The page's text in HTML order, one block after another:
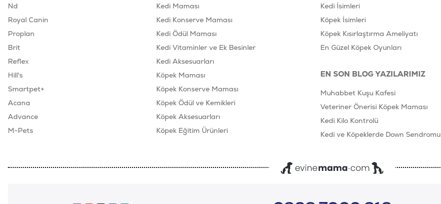
Nd
Royal Canin
Proplan
Brit
Reflex
Hill's
Smartpet+
Acana
Advance
M-Pets
Kedi Maması
Kedi Konserve Maması
Kedi Ödül Maması
Kedi Vitaminler ve Ek Besinler
Kedi Aksesuarları
Köpek Maması
Köpek Konserve Maması
Köpek Ödül ve Kemikleri
Köpek Aksesuarları
Köpek Eğitim Ürünleri
Kedi İsimleri
Köpek İsimleri
Köpek Kısırlaştırma Ameliyatı
En Güzel Köpek Oyunları
EN SON BLOG YAZILARIMIZ
Muhabbet Kuşu Kafesi
Veteriner Önerisi Köpek Maması
Kedi Kilo Kontrolü
Kedi ve Köpeklerde Down Sendromu